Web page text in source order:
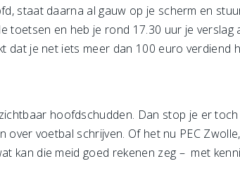
staat daarna al gauw op je scherm en
toetsen en heb je rond 17.30 uur je verslag
dat je net iets meer dan 100 euro verdiend
hoofdschudden. Dan stop je er
over voetbal schrijven. Of het nu PEC
kan die meid goed rekenen zeg – met